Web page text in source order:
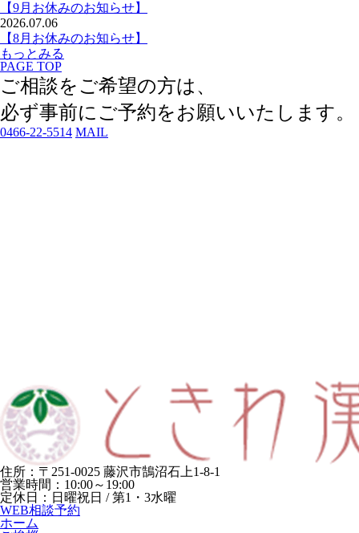
【9月お休みのお知らせ】
2026.07.06
【8月お休みのお知らせ】
もっとみる
PAGE TOP
ご相談をご希望の方は、
必ず事前にご予約をお願いいたします。
0466-22-5514 MAIL
住所：〒251-0025 藤沢市鵠沼石上1-8-1
営業時間：10:00～19:00
定休日：日曜祝日 / 第1・3水曜
WEB相談予約
ホーム